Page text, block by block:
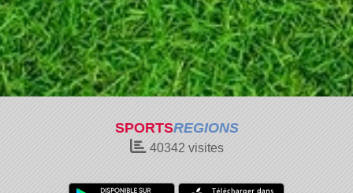
SPORTSREGIONS
40342 visites